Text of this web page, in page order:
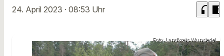
24. April 2023 · 08:53 Uhr headphones chrome_reader_mode
Foto: Landkreis Wunsiedel